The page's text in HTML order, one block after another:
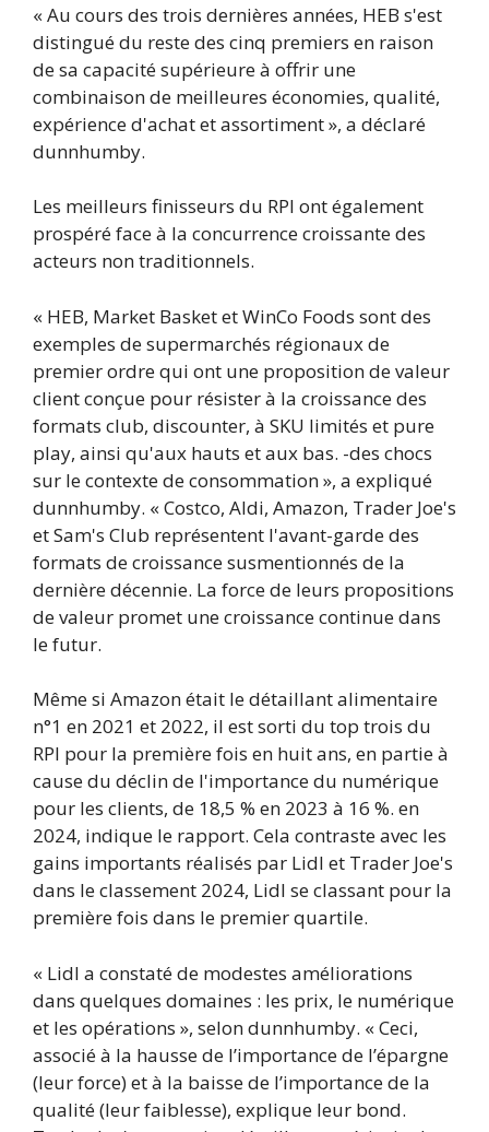
« Au cours des trois dernières années, HEB s'est
distingué du reste des cinq premiers en raison
de sa capacité supérieure à offrir une
combinaison de meilleures économies, qualité,
expérience d'achat et assortiment », a déclaré
dunnhumby.
Les meilleurs finisseurs du RPI ont également
prospéré face à la concurrence croissante des
acteurs non traditionnels.
« HEB, Market Basket et WinCo Foods sont des
exemples de supermarchés régionaux de
premier ordre qui ont une proposition de valeur
client conçue pour résister à la croissance des
formats club, discounter, à SKU limités et pure
play, ainsi qu'aux hauts et aux bas. -des chocs
sur le contexte de consommation », a expliqué
dunnhumby. « Costco, Aldi, Amazon, Trader Joe's
et Sam's Club représentent l'avant-garde des
formats de croissance susmentionnés de la
dernière décennie. La force de leurs propositions
de valeur promet une croissance continue dans
le futur.
Même si Amazon était le détaillant alimentaire
n°1 en 2021 et 2022, il est sorti du top trois du
RPI pour la première fois en huit ans, en partie à
cause du déclin de l'importance du numérique
pour les clients, de 18,5 % en 2023 à 16 %. en
2024, indique le rapport. Cela contraste avec les
gains importants réalisés par Lidl et Trader Joe's
dans le classement 2024, Lidl se classant pour la
première fois dans le premier quartile.
« Lidl a constaté de modestes améliorations
dans quelques domaines : les prix, le numérique
et les opérations », selon dunnhumby. « Ceci,
associé à la hausse de l’importance de l’épargne
(leur force) et à la baisse de l’importance de la
qualité (leur faiblesse), explique leur bond.